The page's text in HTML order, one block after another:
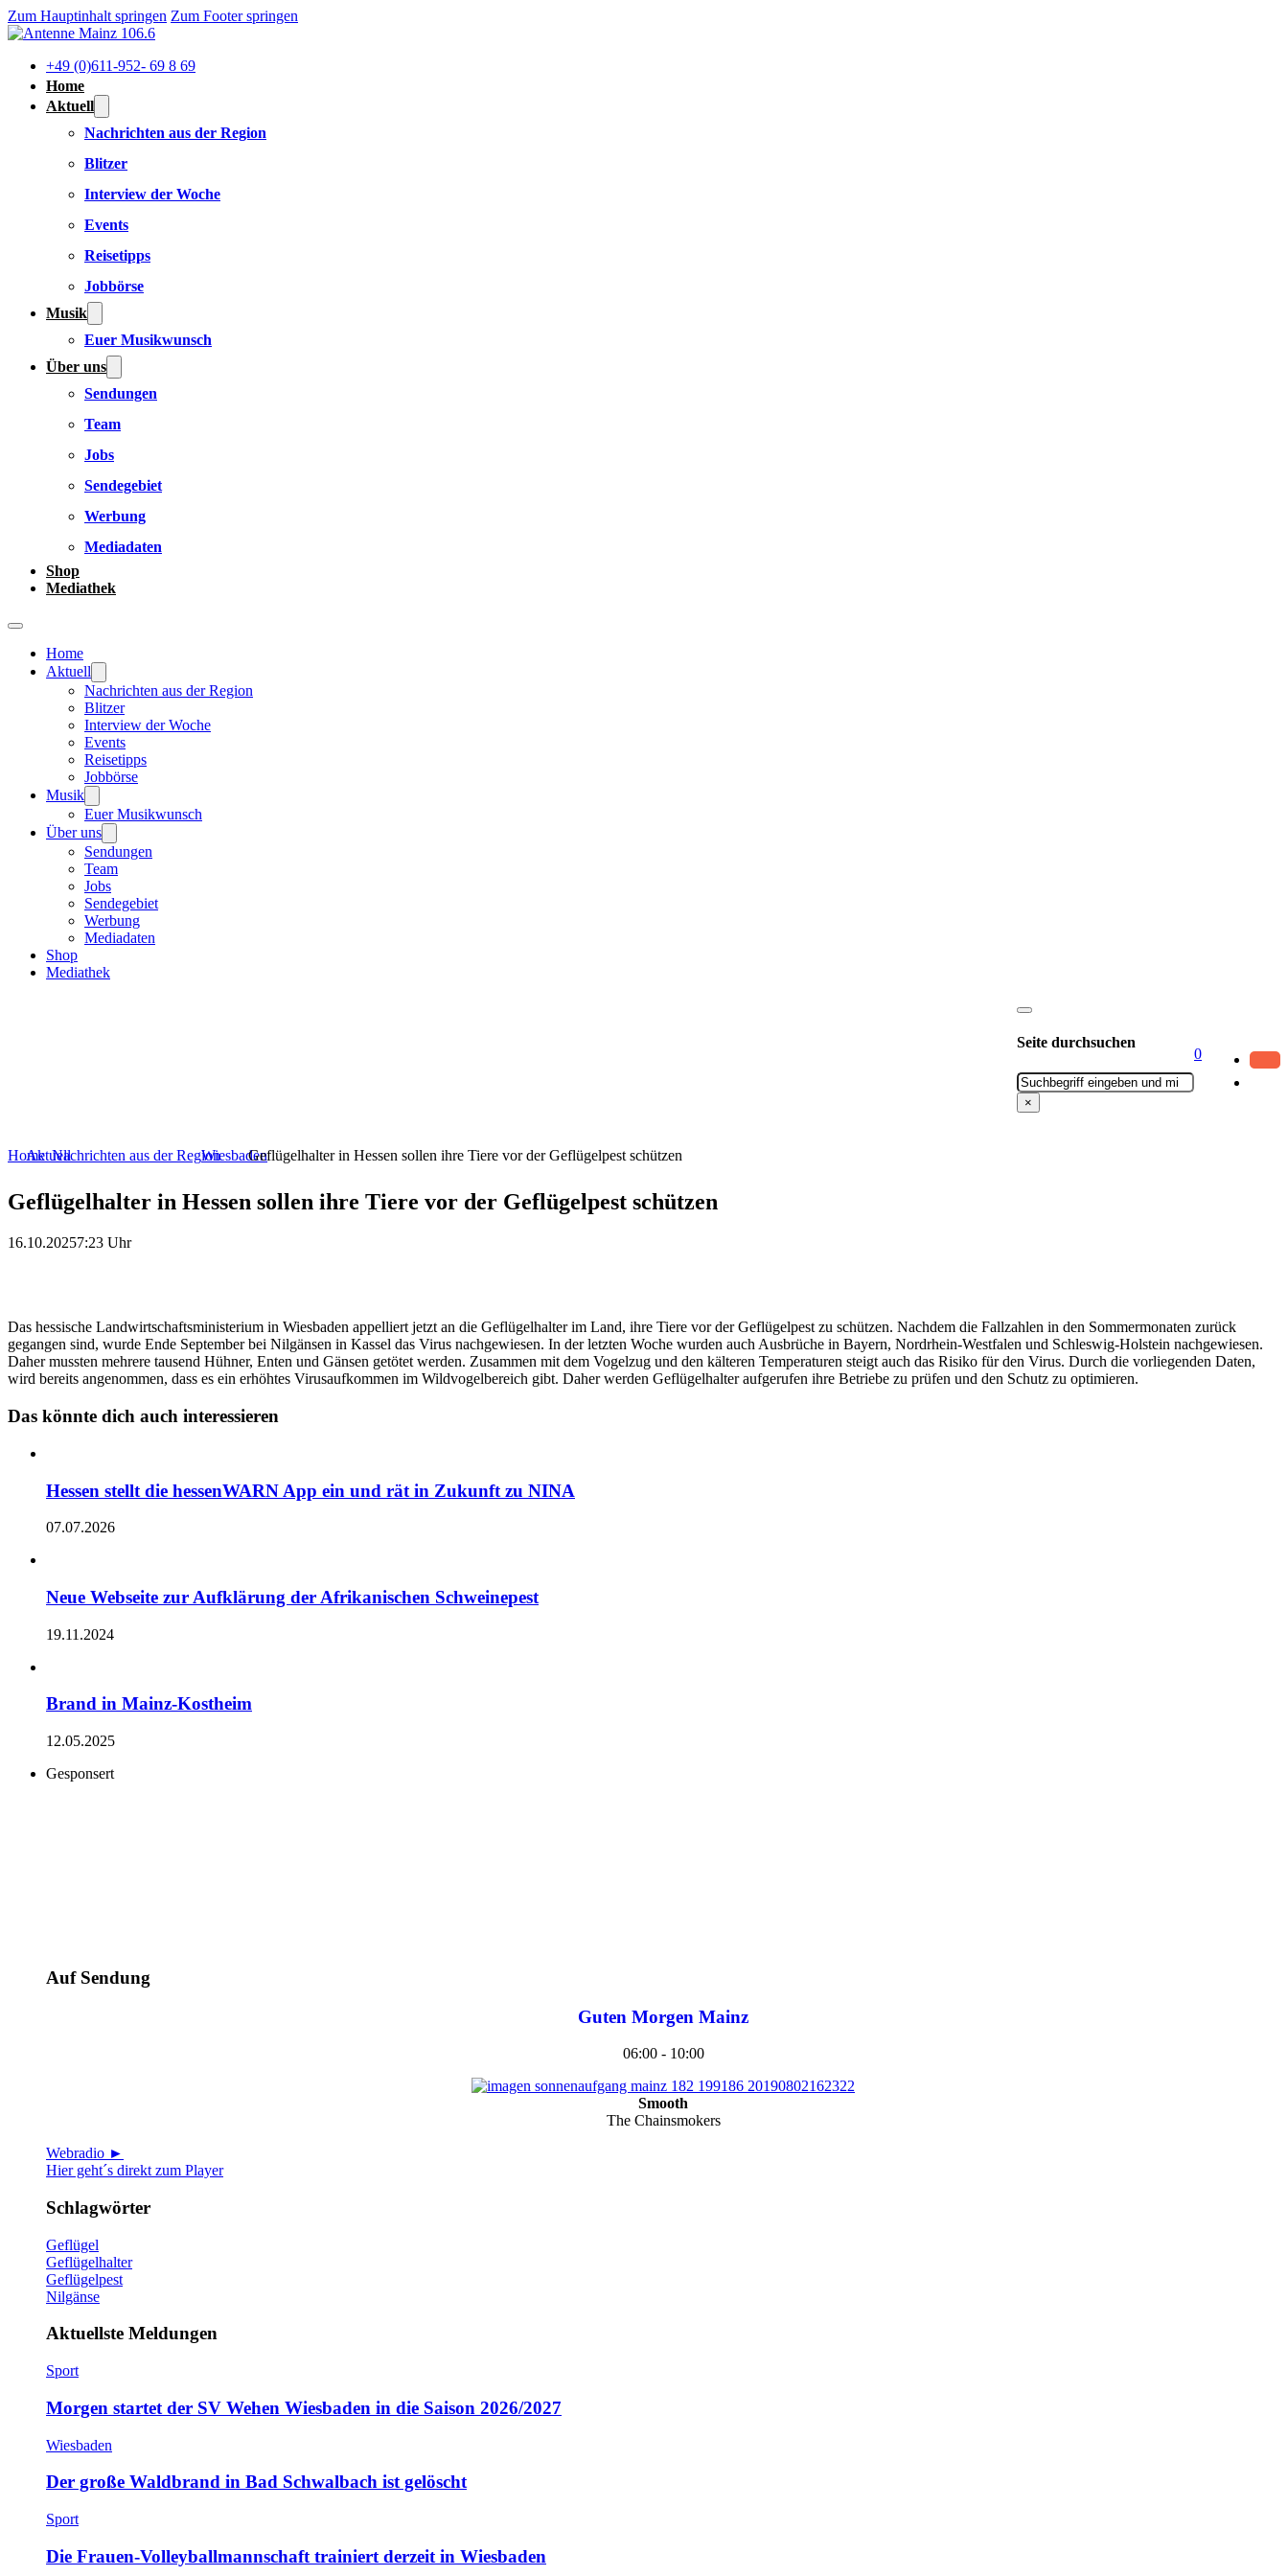
Zum Hauptinhalt springen Zum Footer springen
+49 (0)611-952- 69 8 69
Home
Aktuell
Nachrichten aus der Region
Blitzer
Interview der Woche
Events
Reisetipps
Jobbörse
Musik
Euer Musikwunsch
Über uns
Sendungen
Team
Jobs
Sendegebiet
Werbung
Mediadaten
Shop
Mediathek
Home
Aktuell
Nachrichten aus der Region
Blitzer
Interview der Woche
Events
Reisetipps
Jobbörse
Musik
Euer Musikwunsch
Über uns
Sendungen
Team
Jobs
Sendegebiet
Werbung
Mediadaten
Shop
Mediathek
Seite durchsuchen
Suchen
×
0
HomeAktuellNachrichten aus der RegionWiesbadenGeflügelhalter in Hessen sollen ihre Tiere vor der Geflügelpest schützen
Geflügelhalter in Hessen sollen ihre Tiere vor der Geflügelpest schützen
16.10.20257:23 Uhr
Das hessische Landwirtschaftsministerium in Wiesbaden appelliert jetzt an die Geflügelhalter im Land, ihre Tiere vor der Geflügelpest zu schützen. Nachdem die Fallzahlen in den Sommermonaten zurück
gegangen sind, wurde Ende September bei Nilgänsen in Kassel das Virus nachgewiesen. In der letzten Woche wurden auch Ausbrüche in Bayern, Nordrhein-Westfalen und Schleswig-Holstein nachgewiesen.
Daher mussten mehrere tausend Hühner, Enten und Gänsen getötet werden. Zusammen mit dem Vogelzug und den kälteren Temperaturen steigt auch das Risiko für den Virus. Durch die vorliegenden Daten,
wird bereits angenommen, dass es ein erhöhtes Virusaufkommen im Wildvogelbereich gibt. Daher werden Geflügelhalter aufgerufen ihre Betriebe zu prüfen und den Schutz zu optimieren.
Das könnte dich auch interessieren
Hessen stellt die hessenWARN App ein und rät in Zukunft zu NINA
07.07.2026
Neue Webseite zur Aufklärung der Afrikanischen Schweinepest
19.11.2024
Brand in Mainz-Kostheim
12.05.2025
Gesponsert
Auf Sendung
Guten Morgen Mainz
06:00 - 10:00
Smooth
The Chainsmokers
Webradio ►
Hier geht´s direkt zum Player
Schlagwörter
Geflügel
Geflügelhalter
Geflügelpest
Nilgänse
Aktuellste Meldungen
Sport
Morgen startet der SV Wehen Wiesbaden in die Saison 2026/2027
Wiesbaden
Der große Waldbrand in Bad Schwalbach ist gelöscht
Sport
Die Frauen-Volleyballmannschaft trainiert derzeit in Wiesbaden